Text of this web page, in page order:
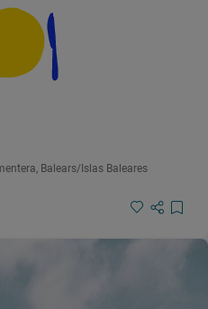
Balears/Islas Baleares